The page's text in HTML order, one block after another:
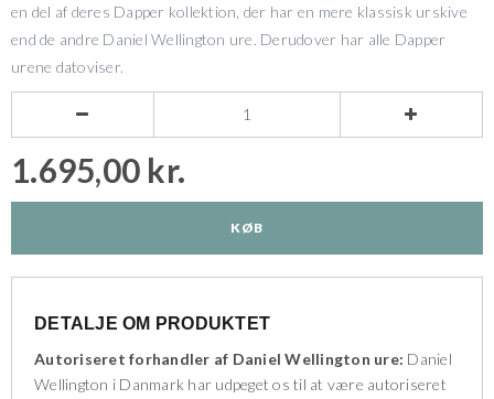
en del af deres Dapper kollektion, der har en mere klassisk urskive
end de andre Daniel Wellington ure. Derudover har alle Dapper
urene datoviser.
 
1.695,00 kr.
KØB
DETALJE OM PRODUKTET
Autoriseret forhandler af Daniel Wellington ure: Daniel
Wellington i Danmark har udpeget os til at være autoriseret